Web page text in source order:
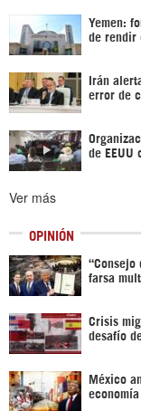
Yemen:
de rendir
Irán
error de
de EEUU
Ver más
OPINIÓN
“Consejo
farsa
Crisis
desafío
México
economía